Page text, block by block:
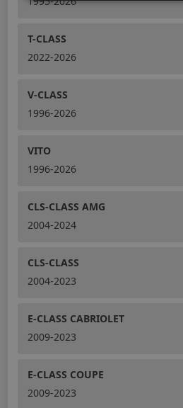
T-CLASS
2022-2026
V-CLASS
1996-2026
VITO
1996-2026
CLS-CLASS AMG
2004-2024
CLS-CLASS
2004-2023
E-CLASS CABRIOLET
2009-2023
E-CLASS COUPE
2009-2023